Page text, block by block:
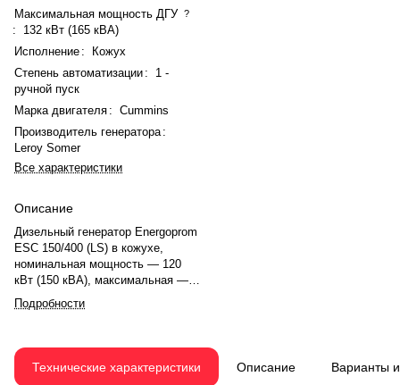
Максимальная мощность ДГУ ?
:
132 кВт (165 кВА)
Исполнение :
Кожух
Степень автоматизации :
1 -
ручной пуск
Марка двигателя : Cummins
Производитель генератора :
Leroy Somer
Все характеристики
Описание
Дизельный генератор Energoprom
ESC 150/400 (LS) в кожухе,
номинальная мощность — 120
кВт (150 кВА), максимальная —
132 кВт (165 кВА). Двигатель
Cummins 6BTAA5.9-G12(E),
регулятором оборотов.
Номинальная мощность
Подробности
Технические характеристики Описание Варианты